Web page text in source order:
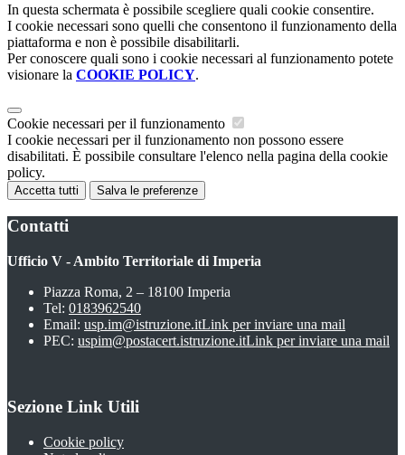
In questa schermata è possibile scegliere quali cookie consentire.
I cookie necessari sono quelli che consentono il funzionamento della
piattaforma e non è possibile disabilitarli.
Per conoscere quali sono i cookie necessari al funzionamento potete
visionare la COOKIE POLICY.
Cookie necessari per il funzionamento
I cookie necessari per il funzionamento non possono essere
disabilitati. È possibile consultare l'elenco nella pagina della cookie
policy.
Accetta tutti Salva le preferenze
Contatti
Ufficio V - Ambito Territoriale di Imperia
Piazza Roma, 2 – 18100 Imperia
Tel: 0183962540
Email: usp.im@istruzione.itLink per inviare una mail
PEC: uspim@postacert.istruzione.itLink per inviare una mail
Sezione Link Utili
Cookie policy